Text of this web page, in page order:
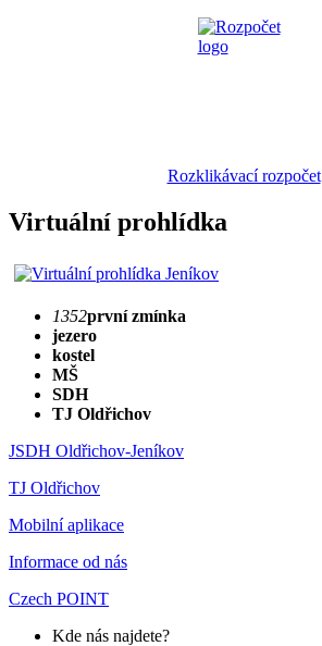
Rozklikávací rozpočet
Virtuální prohlídka
1352první zmínka
jezero
kostel
MŠ
SDH
TJ Oldřichov
JSDH Oldřichov-Jeníkov
TJ Oldřichov
Mobilní aplikace
Informace od nás
Czech POINT
Kde nás najdete?